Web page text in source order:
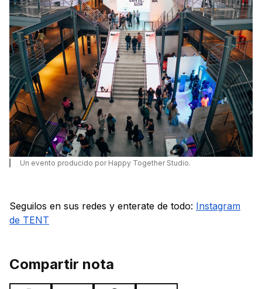
Un evento producido por Happy Together Studio.
Seguilos en sus redes y enterate de todo: Instagram
de TENT
Compartir nota